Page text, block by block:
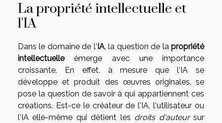
La propriété intellectuelle et
l'IA
Dans le domaine de l' IA, la question de lapropriété
intellectuelleémerge avec une importance
croissante. En effet, à mesure que l'IA se
développe et produit des œuvres originales, se
pose la question de savoir à qui appartiennent ces
créations. Est-ce le créateur de l'IA, l'utilisateur ou
l'IA elle-même qui détient les droits d'auteursur